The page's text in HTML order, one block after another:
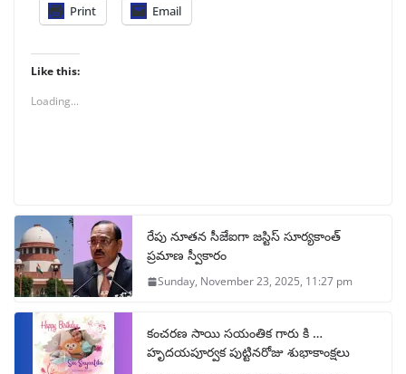
Print Email
Like this:
Loading...
రేపు నూతన సీజేఐగా జస్టిస్ సూర్యకాంత్
ప్రమాణ స్వీకారం
Sunday, November 23, 2025, 11:27 pm
కంచరణ సాయి సయంతిక గారు కి …
హృదయపూర్వక పుట్టినరోజు శుభాకాంక్షలు